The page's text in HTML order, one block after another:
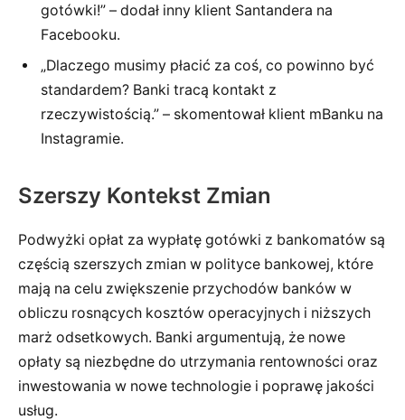
gotówki!” – dodał inny klient Santandera na
Facebooku.
„Dlaczego musimy płacić za coś, co powinno być
standardem? Banki tracą kontakt z
rzeczywistością.” – skomentował klient mBanku na
Instagramie.
Szerszy Kontekst Zmian
Podwyżki opłat za wypłatę gotówki z bankomatów są
częścią szerszych zmian w polityce bankowej, które
mają na celu zwiększenie przychodów banków w
obliczu rosnących kosztów operacyjnych i niższych
marż odsetkowych. Banki argumentują, że nowe
opłaty są niezbędne do utrzymania rentowności oraz
inwestowania w nowe technologie i poprawę jakości
usług.